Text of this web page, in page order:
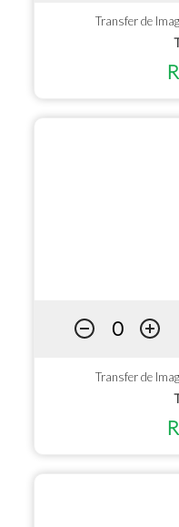
Transfer de
Transfer de